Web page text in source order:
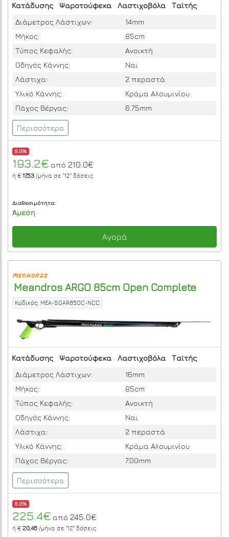
Κατάδυσης Ψαροτούφεκα Λαστιχοβόλα
Ταϊτής
Διάμετρος Λάστιχων:
14mm
Μήκος:
85cm
Τύπος Κεφαλής:
Ανοικτή
Οδηγός Κάννης:
Ναι
Λάστιχα:
2 περαστά
Υλικό Κάννης:
Κράμα Αλουμινίου
Πάχος Βέργας:
6.75mm
Περισσότερα
8.0%
193.2€ από 210.0€
ή € 17,53 /μήνα σε "12" δόσεις
Διαθεσιμότητα:
Άμεση
Αγορά
Meandros ARGO 85cm Open Complete
Κωδικός: MEA-SGAR85OC-NCC
Κατάδυσης Ψαροτούφεκα Λαστιχοβόλα
Ταϊτής
Διάμετρος Λάστιχων:
16mm
Μήκος:
85cm
Τύπος Κεφαλής:
Ανοικτή
Οδηγός Κάννης:
Ναι
Λάστιχα:
2 περαστά
Υλικό Κάννης:
Κράμα Αλουμινίου
Πάχος Βέργας:
7.00mm
Περισσότερα
8.0%
225.4€ από 245.0€
ή € 20,46 /μήνα σε "12" δόσεις